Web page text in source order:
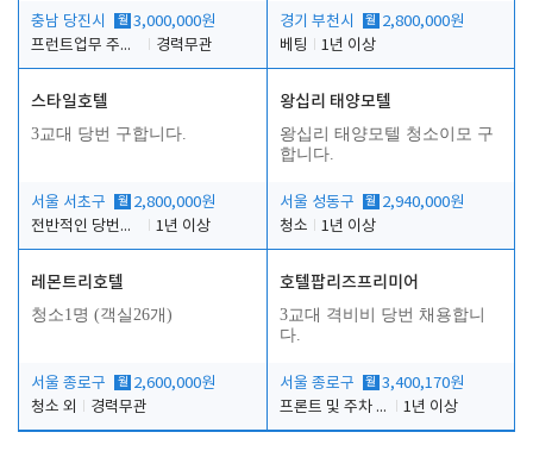
충남 당진시 월 3,000,000원
프런트업무 주간, 야간
경력무관
경기 부천시 월 2,800,000원
베팅
1년 이상
스타일호텔
3교대 당번 구합니다.
서울 서초구 월 2,800,000원
전반적인 당번업무
1년 이상
왕십리 태양모텔
왕십리 태양모텔 청소이모 구
합니다.
서울 성동구 월 2,940,000원
청소
1년 이상
레몬트리호텔
청소1명 (객실26개)
서울 종로구 월 2,600,000원
청소 외
경력무관
호텔팝리즈프리미어
3교대 격비비 당번 채용합니
다.
서울 종로구 월 3,400,170원
프론트 및 주차 객실관리
1년 이상